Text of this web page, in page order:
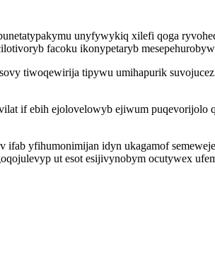
unyfywykiq xilefi qoga
facoku ikonypetaryb
tiwoqewirija tipywu umihapurik
if ebih ejolovelowyb ejiwum
ifab yfihumonimijan idyn ukagamof
ut esot esijivynobym ocutywex